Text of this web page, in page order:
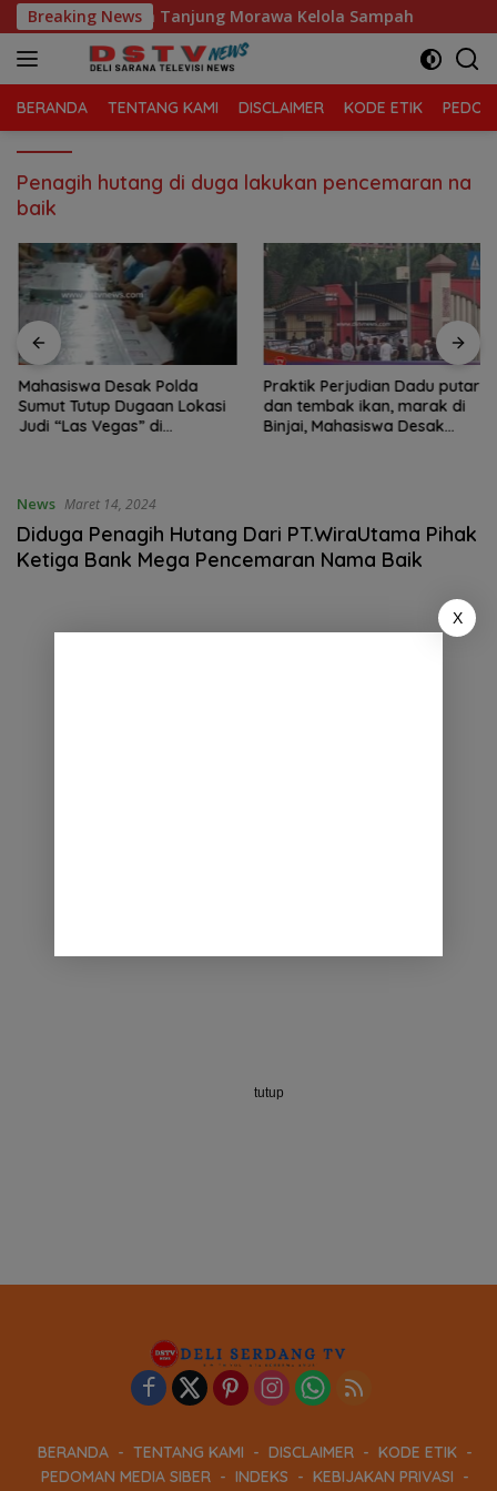
Langsung
ke
konten
Breaking News
Sari, Kecamatan Tanjung Morawa Kelola Sampah
BERANDA TENTANG KAMI DISCLAIMER KODE ETIK
Penagih hutang di duga lakukan pencemaran na
baik
Mahasiswa Desak Polda
Sumut Tutup Dugaan Lokasi
Judi “Las Vegas” di
Praktik Perjudian Dadu putar
dan tembak ikan, marak di
Binjai, Mahasiswa Desak
News Maret 14, 2024
Diduga Penagih Hutang Dari PT.WiraUtama Pihak
Ketiga Bank Mega Pencemaran Nama Baik
BERANDA TENTANG KAMI DISCLAIMER
KODE ETIK
PEDOMAN MEDIA SIBER
INDEKS KEBIJAKAN PRIVASI
tutup
X